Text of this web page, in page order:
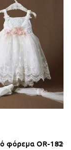
φόρεμα OR-182